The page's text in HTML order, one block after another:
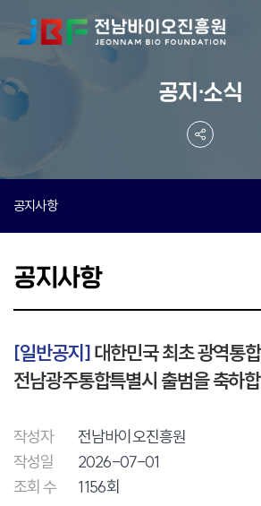
공지·소식
공지사항
공지사항
[일반공지]대한민국 최초 광역통
전남광주통합특별시 출범을 축하
작성자
전남바이오진흥원
작성일
2026-07-01
조회 수
1156회